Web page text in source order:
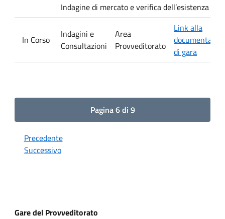
Indagine di mercato e verifica dell’esistenza
In Corso
Indagini e
Consultazioni
Area
Provveditorato
Link alla
di gara
Pagina 6 di 9
Precedente
Successivo
Gare del Provveditorato